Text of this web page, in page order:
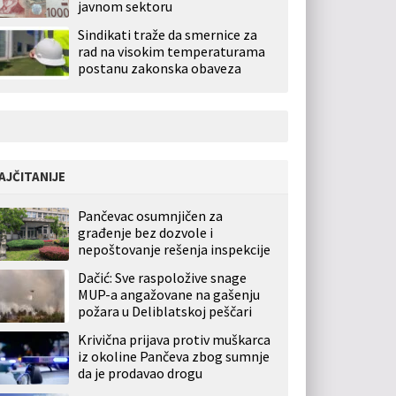
javnom sektoru
Sindikati traže da smernice za
rad na visokim temperaturama
postanu zakonska obaveza
Pančevac osumnjičen za
građenje bez dozvole i
nepoštovanje rešenja inspekcije
Dačić: Sve raspoložive snage
MUP-a angažovane na gašenju
požara u Deliblatskoj peščari
Krivična prijava protiv muškarca
iz okoline Pančeva zbog sumnje
da je prodavao drogu